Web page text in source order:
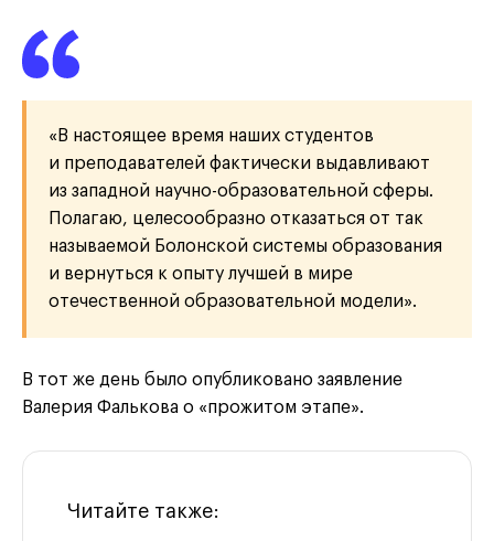
«В настоящее время наших студентов
и преподавателей фактически выдавливают
из западной научно-образовательной сферы.
Полагаю, целесообразно отказаться от так
называемой Болонской системы образования
и вернуться к опыту лучшей в мире
отечественной образовательной модели».
В тот же день было опубликовано заявление
Валерия Фалькова о «прожитом этапе».
Читайте также: